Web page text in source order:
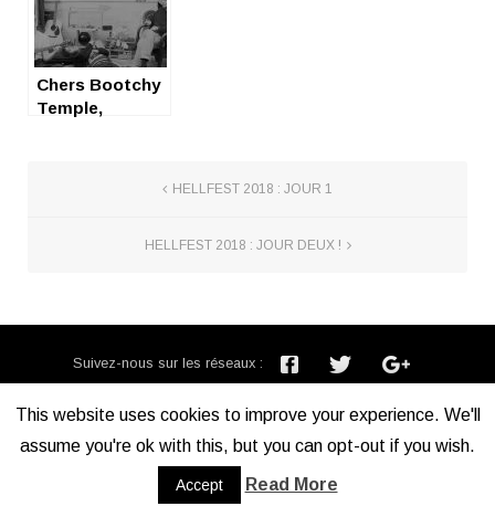
Chers Bootchy
Temple,
HELLFEST 2018 : JOUR 1
HELLFEST 2018 : JOUR DEUX !
Suivez-nous sur les réseaux :
Mentions légales
This website uses cookies to improve your experience. We'll
assume you're ok with this, but you can opt-out if you wish.
Accept Read More